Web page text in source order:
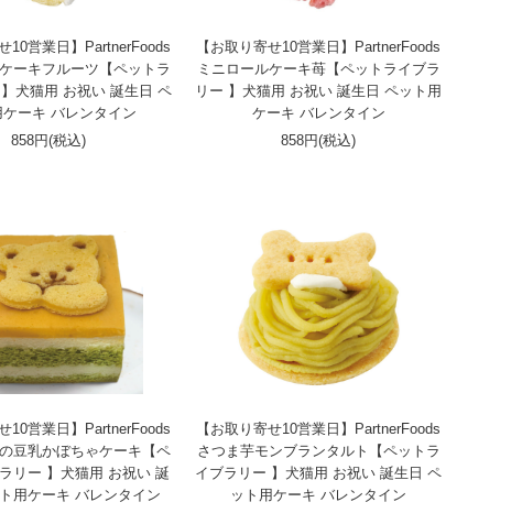
10営業日】PartnerFoods
ーキフルーツ【ペットラ
犬猫用 お祝い 誕生日 ペ
ケーキ バレンタイン
858円(税込)
【お取り寄せ10営業日】PartnerFoods
ミニロールケーキ苺【ペットライブラ
リー 】犬猫用 お祝い 誕生日 ペット用
ケーキ バレンタイン
858円(税込)
10営業日】PartnerFoods
豆乳かぼちゃケーキ【ペ
リー 】犬猫用 お祝い 誕
用ケーキ バレンタイン
【お取り寄せ10営業日】PartnerFoods
さつま芋モンブランタルト【ペットラ
イブラリー 】犬猫用 お祝い 誕生日 ペ
ット用ケーキ バレンタイン